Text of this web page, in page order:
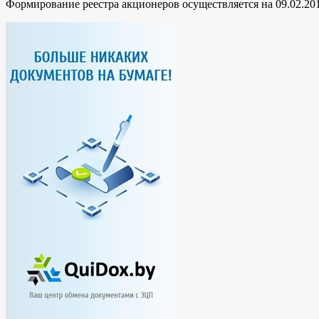
Формирование реестра акционеров осуществляется на